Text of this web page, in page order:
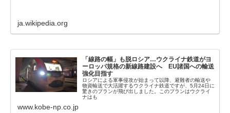
ja.wikipedia.org
「線路の幅」も脱ロシア…ウクライナ鉄道がヨ
ーロッパ規格の新線路建設へ EU諸国への輸送
強化目指す
ロシアによる軍事侵攻が始まって以降、避難者の輸送や
物資輸送で大活躍するウクライナ鉄道ですが、5月24日に
驚きのプランが飛び出しました。このプランはウクライ
ナはも
www.kobe-np.co.jp